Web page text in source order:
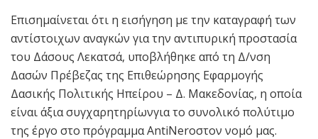
Επισημαίνεται ότι η εισήγηση με την καταγραφή των
αντίστοιχων αναγκών για την αντιπυρική προστασία
του Δάσους Λεκατσά, υποβλήθηκε από τη Δ/νση
Δασών Πρέβεζας της Επιθεώρησης Εφαρμογής
Δασικής Πολιτικής Ηπείρου – Δ. Μακεδονίας, η οποία
είναι άξια συγχαρητηρίωνγια το συνολικό πολύτιμο
της έργο στο πρόγραμμα AntiNeroστον νομό μας.